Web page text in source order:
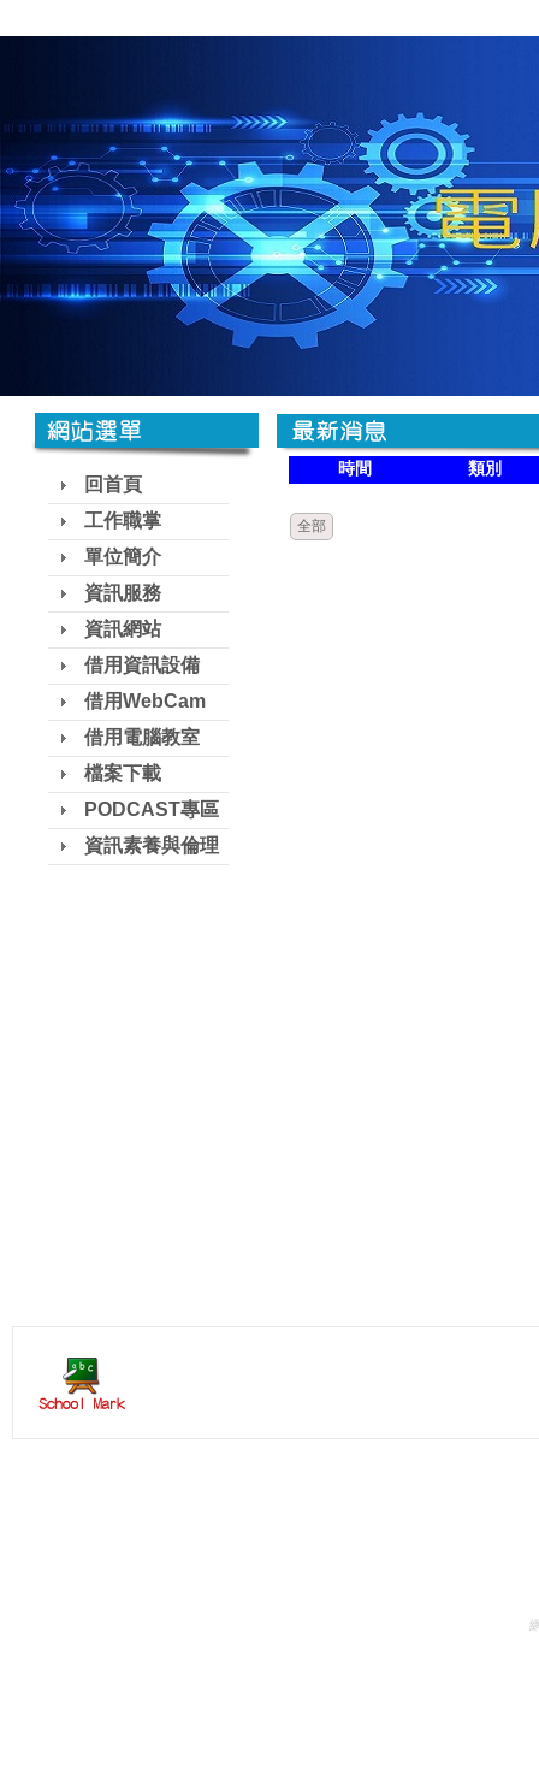
回首頁
工作職掌
單位簡介
資訊服務
資訊網站
借用資訊設備
借用WebCam
借用電腦教室
檔案下載
PODCAST專區
資訊素養與倫理
時間 類別
全部